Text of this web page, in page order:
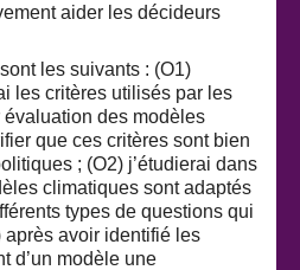
aider les décideurs
les suivants : (O1)
les critères utilisés par les
des modèles
que ces critères sont bien
; (O2) j’étudierai dans
climatiques sont adaptés
types de questions qui
après avoir identifié les
d’un modèle une